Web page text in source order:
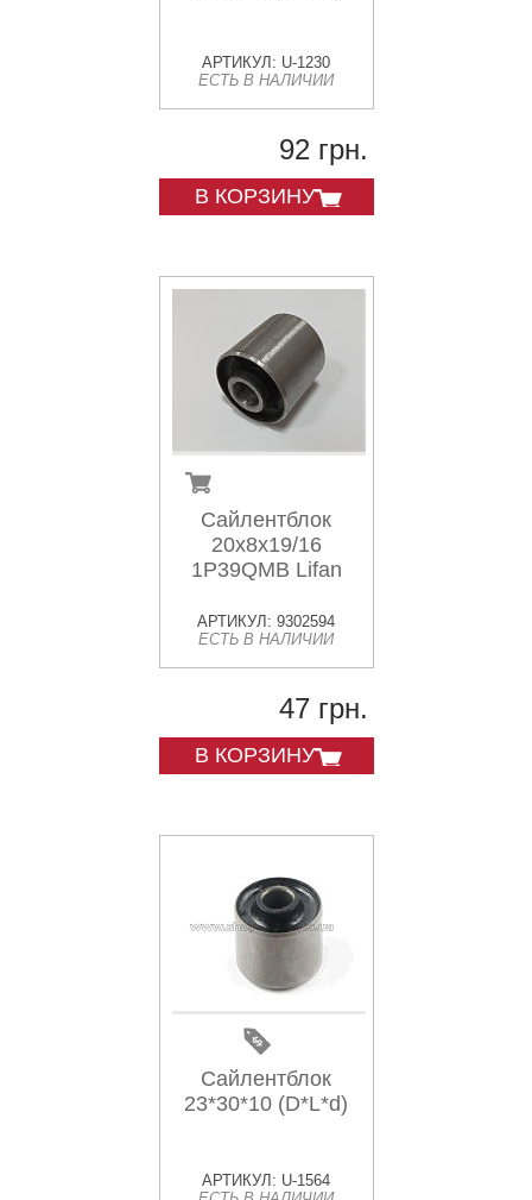
АРТИКУЛ: U-1230
ЕСТЬ В НАЛИЧИИ
92 грн.
В КОРЗИНУ
Сайлентблок
20х8х19/16
1P39QMB Lifan
АРТИКУЛ: 9302594
ЕСТЬ В НАЛИЧИИ
47 грн.
В КОРЗИНУ
Сайлентблок
23*30*10 (D*L*d)
АРТИКУЛ: U-1564